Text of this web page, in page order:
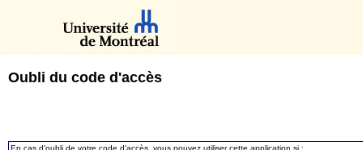
Oubli du code d'accès
En cas d'oubli de votre code d'accès, vous pouvez utiliser cette application si :